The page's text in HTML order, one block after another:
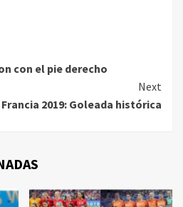
con el pie derecho
Next
2019: Goleada histórica